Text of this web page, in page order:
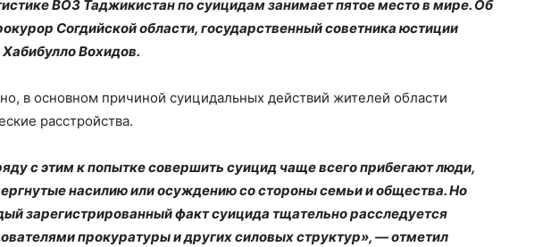
ВОЗ Таджикистан по суицидам занимает пятое место в мире. Об
Согдийской области, государственный советника юстиции
Хабибулло Вохидов.
в основном причиной суицидальных действий жителей области
расстройства.
с этим к попытке совершить суицид чаще всего прибегают люди,
насилию или осуждению со стороны семьи и общества. Но
зарегистрированный факт суицида тщательно расследуется
прокуратуры и других силовых структур», — отметил